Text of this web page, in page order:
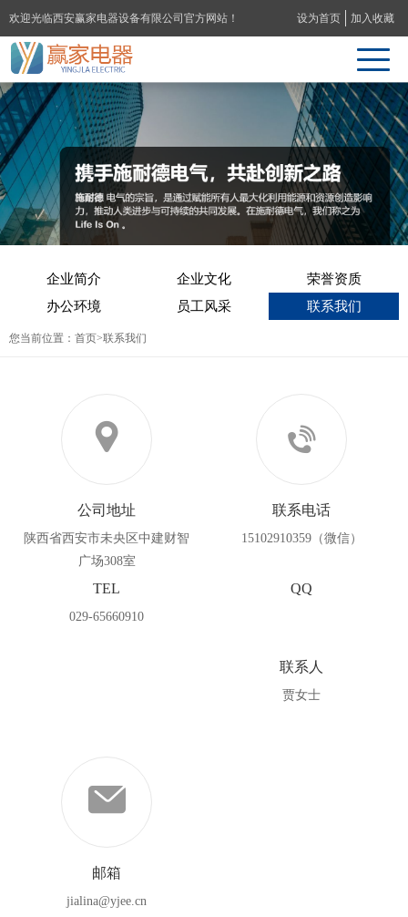
欢迎光临西安赢家电器设备有限公司官方网站！ 设为首页 加入收藏
企业简介 企业文化
荣誉资质
办公环境
员工风采 联系我们
您当前位置： 首页>联系我们
公司地址
陕西省西安市未央区中建财智
广场308室
TEL
029-65660910
联系电话
15102910359（微信）
QQ
联系人
贾女士
邮箱
jialina@yjee.cn